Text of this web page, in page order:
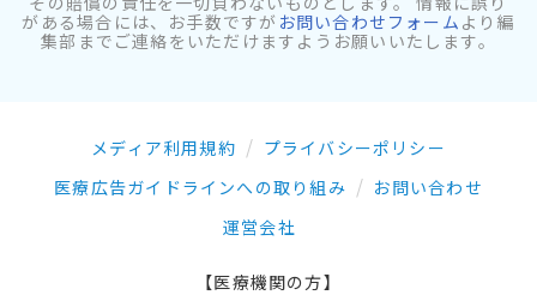
がある場合には、お手数ですが お問い合わせフォーム より編
集部までご連絡をいただけますようお願いいたします。
メディア利用規約
プライバシーポリシー
医療広告ガイドラインへの取り組み
お問い合わせ
運営会社
【医療機関の方】